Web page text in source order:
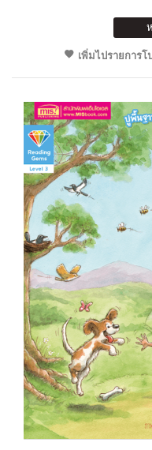
เพิ่มไปรายการโ